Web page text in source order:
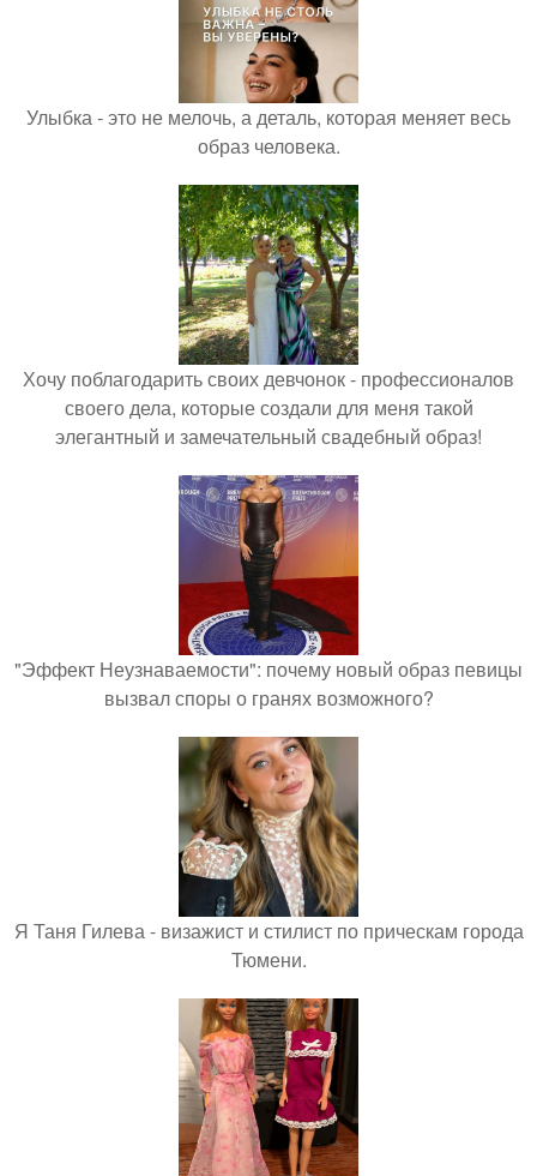
Улыбка - это не мелочь, а деталь, которая меняет весь
образ человека.
Хочу поблагодарить своих девчонок - профессионалов
своего дела, которые создали для меня такой
элегантный и замечательный свадебный образ!
"Эффект Неузнаваемости": почему новый образ певицы
вызвал споры о гранях возможного?
Я Таня Гилева - визажист и стилист по прическам города
Тюмени.